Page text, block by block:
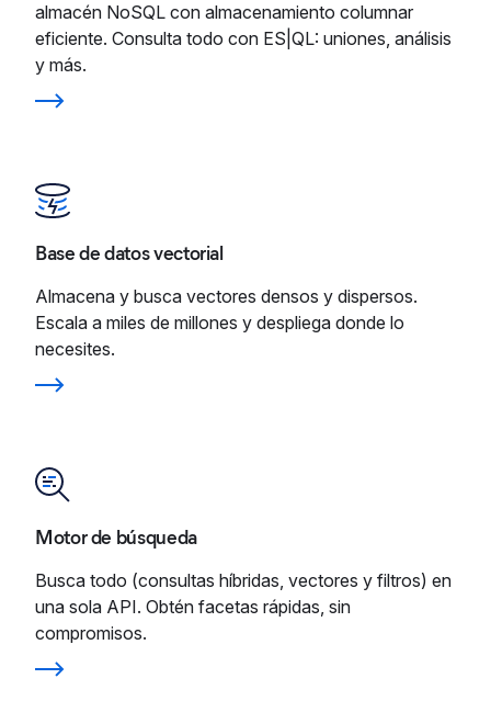
almacén NoSQL con almacenamiento columnar
eficiente. Consulta todo con ES|QL: uniones, análisis
y más.
Base de datos vectorial
Almacena y busca vectores densos y dispersos.
Escala a miles de millones y despliega donde lo
necesites.
Motor de búsqueda
Busca todo (consultas híbridas, vectores y filtros) en
una sola API. Obtén facetas rápidas, sin
compromisos.